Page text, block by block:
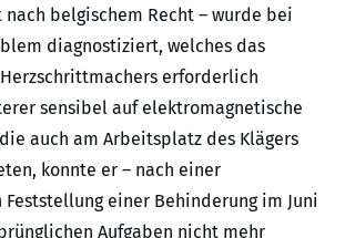
belgischem Recht – wurde bei
diagnostiziert, welches das
erforderlich
sensibel auf elektromagnetische
auch am Arbeitsplatz des Klägers
konnte er – nach einer
einer Behinderung im Juni
Aufgaben nicht mehr